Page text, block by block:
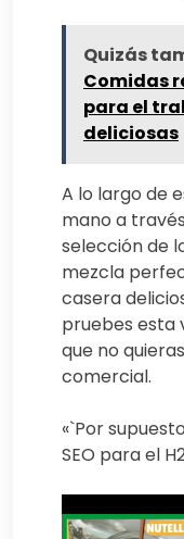
Quizás
Comidas
para el
deliciosas
A lo largo de
mano a
selección de
mezcla
casera
pruebes esta
que no
comercial.
«`Por
SEO para el